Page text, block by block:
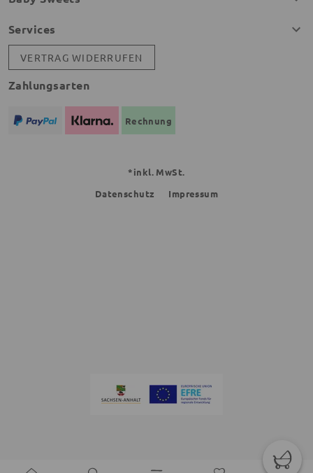
Services
VERTRAG WIDERRUFEN
Zahlungsarten
Rechnung
*inkl. MwSt.
Datenschutz
Impressum